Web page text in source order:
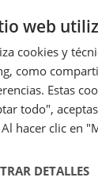
web
cookies y
como
Estas
todo",
Al hacer clic en
DETALLES